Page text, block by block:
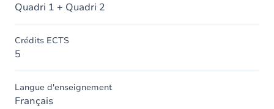
Quadri 1 + Quadri 2
Crédits ECTS
5
Langue d'enseignement
Français